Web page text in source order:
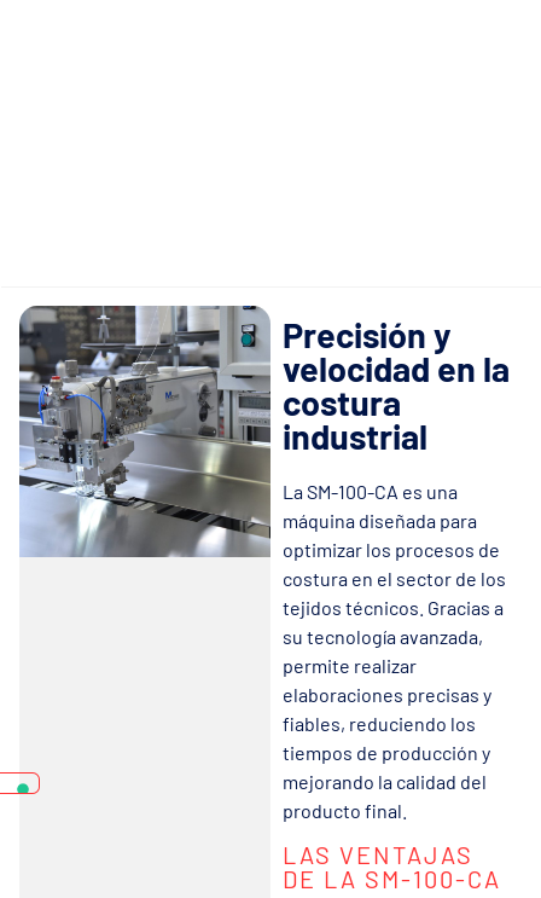
Precisión y
velocidad en la
costura
industrial
La SM-100-CA es una
máquina diseñada para
optimizar los procesos de
costura en el sector de los
tejidos técnicos. Gracias a
su tecnología avanzada,
permite realizar
elaboraciones precisas y
fiables, reduciendo los
tiempos de producción y
mejorando la calidad del
producto final.
LAS VENTAJAS
DE LA SM-100-CA